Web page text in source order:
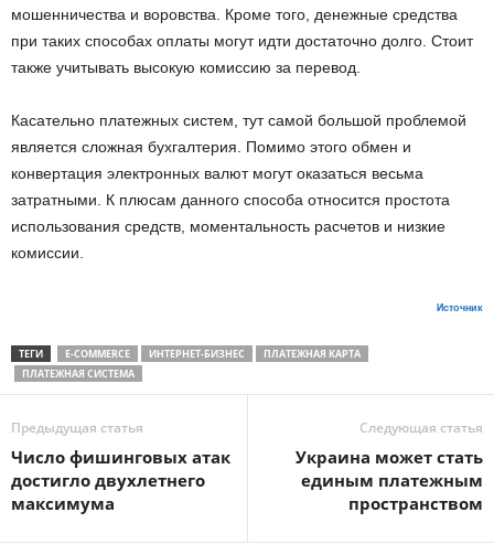
мошенничества и воровства. Кроме того, денежные средства
при таких способах оплаты могут идти достаточно долго. Стоит
также учитывать высокую комиссию за перевод.
Касательно платежных систем, тут самой большой проблемой
является сложная бухгалтерия. Помимо этого обмен и
конвертация электронных валют могут оказаться весьма
затратными. К плюсам данного способа относится простота
использования средств, моментальность расчетов и низкие
комиссии.
Источник
ТЕГИ E-COMMERCE ИНТЕРНЕТ-БИЗНЕС
ПЛАТЕЖНАЯ КАРТА
ПЛАТЕЖНАЯ СИСТЕМА
Предыдущая статья
Число фишинговых атак
достигло двухлетнего
максимума
Следующая статья
Украина может стать
единым платежным
пространством